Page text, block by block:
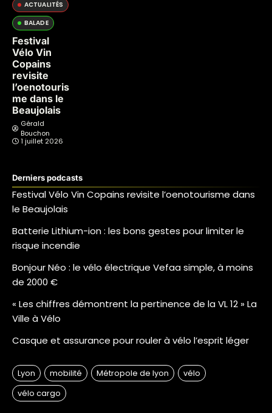
ACTUALITÉS
BALADE
Festival
Vélo Vin
Copains
revisite
l’oenotouris
me dans le
Beaujolais
Gérald
Bouchon
1 juillet 2026
Derniers podcasts
Festival Vélo Vin Copains revisite l’oenotourisme dans
le Beaujolais
Batterie Lithium-ion : les bons gestes pour limiter le
risque incendie
Bonjour Néo : le vélo électrique Vefaa simple, à moins
de 2000 €
« Les chiffres démontrent la pertinence de la VL 12 » La
Ville à Vélo
Casque et assurance pour rouler à vélo l’esprit léger